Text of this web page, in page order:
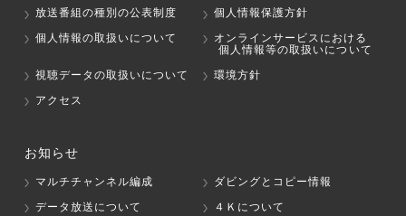
放送番組の種別の公表制度
個人情報保護方針
個人情報の取扱いについて
オンラインサービスにおける
個人情報等の取扱いについて
視聴データの取扱いについて
環境方針
アクセス
お知らせ
マルチチャンネル編成
ダビングとコピー情報
データ放送について
４Ｋについて